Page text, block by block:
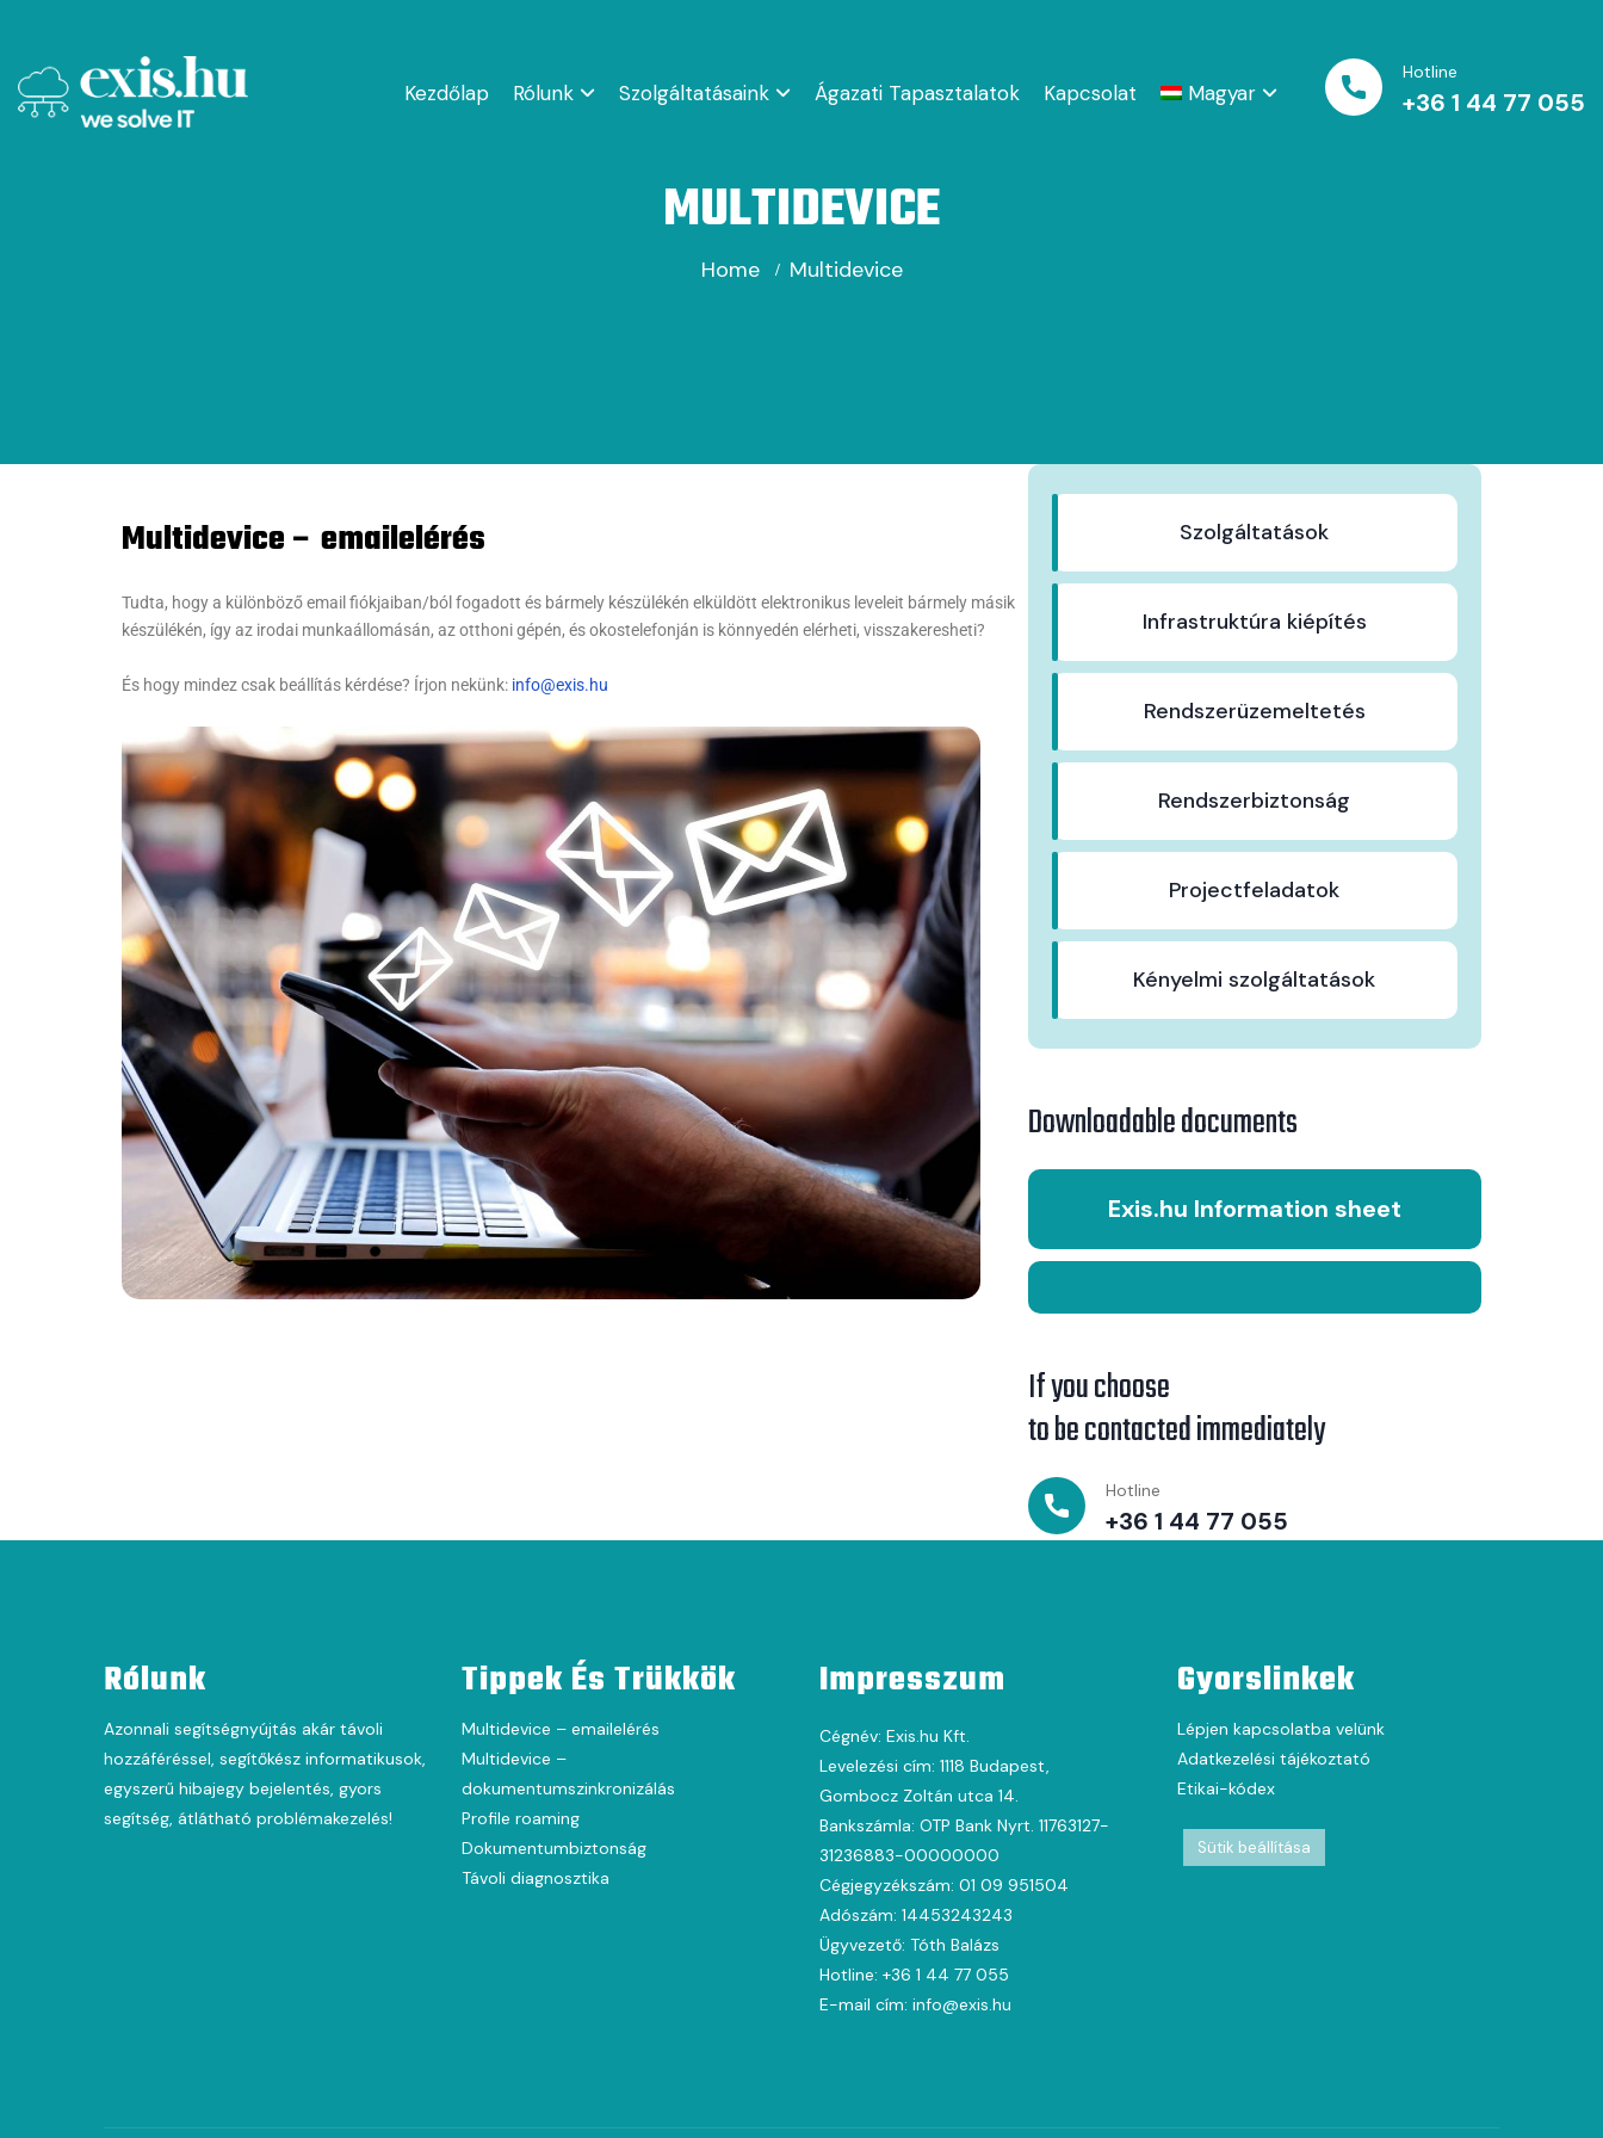
Kezdőlap Rólunk Szolgáltatásaink Ágazati Tapasztalatok Kapcsolat Magyar
Hotline
+36 1 44 77 055
MULTIDEVICE
Home Multidevice
Multidevice – emailelérés
Tudta, hogy a különböző email fiókjaiban/ból fogadott és bármely készülékén elküldött elektronikus leveleit bármely másik
készülékén, így az irodai munkaállomásán, az otthoni gépén, és okostelefonján is könnyedén elérheti, visszakeresheti?
És hogy mindez csak beállítás kérdése? Írjon nekünk: info@exis.hu
Szolgáltatások
Infrastruktúra kiépítés
Rendszerüzemeltetés
Rendszerbiztonság
Projectfeladatok
Kényelmi szolgáltatások
Downloadable documents
Exis.hu Information sheet
If you choose
to be contacted immediately
Hotline
+36 1 44 77 055
Rólunk
Azonnali segítségnyújtás akár távoli
hozzáféréssel, segítőkész informatikusok,
egyszerű hibajegy bejelentés, gyors
segítség, átlátható problémakezelés!
Tippek És Trükkök
Multidevice – emailelérés
Multidevice –
dokumentumszinkronizálás
Profile roaming
Dokumentumbiztonság
Távoli diagnosztika
Impresszum
Cégnév: Exis.hu Kft.
Levelezési cím: 1118 Budapest,
Gombocz Zoltán utca 14.
Bankszámla: OTP Bank Nyrt. 11763127-
31236883-00000000
Cégjegyzékszám: 01 09 951504
Adószám: 14453243243
Ügyvezető: Tóth Balázs
Hotline: +36 1 44 77 055
E-mail cím: info@exis.hu
Gyorslinkek
Lépjen kapcsolatba velünk
Adatkezelési tájékoztató
Etikai-kódex
Sütik beállítása